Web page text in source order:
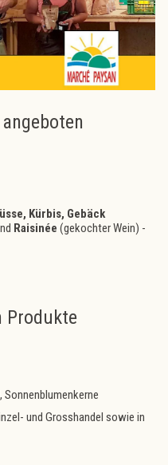
Kürbis, Gebäck
Raisinée (gekochter Wein) -
Produkte
Sonnenblumenkerne
und Grosshandel sowie in